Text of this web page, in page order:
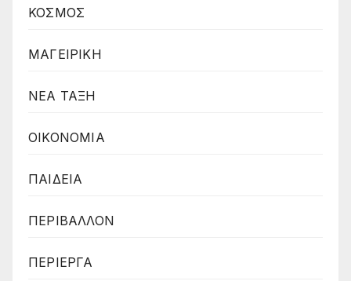
ΚΟΣΜΟΣ
ΜΑΓΕΙΡΙΚΗ
ΝΕΑ ΤΑΞΗ
ΟΙΚΟΝΟΜΙΑ
ΠΑΙΔΕΙΑ
ΠΕΡΙΒΑΛΛΟΝ
ΠΕΡΙΕΡΓΑ